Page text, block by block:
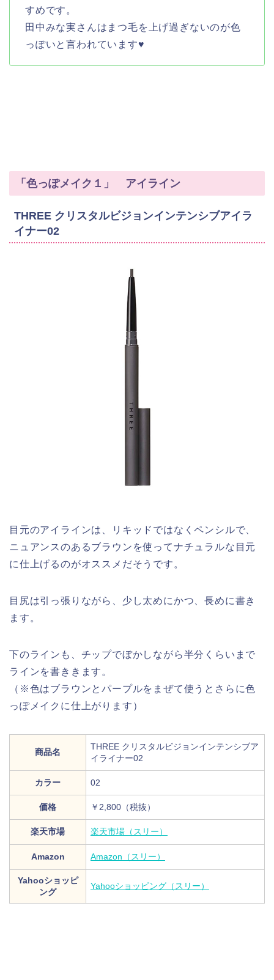
すめです。
田中みな実さんはまつ毛を上げ過ぎないのが色
っぽいと言われています♥
「色っぽメイク１」 アイライン
THREE クリスタルビジョンインテンシブアイラ
イナー02
目元のアイラインは、リキッドではなくペンシルで、
ニュアンスのあるブラウンを使ってナチュラルな目元
に仕上げるのがオススメだそうです。
目尻は引っ張りながら、少し太めにかつ、長めに書き
ます。
下のラインも、チップでぼかしながら半分くらいまで
ラインを書ききます。
（※色はブラウンとパープルをまぜて使うとさらに色
っぽメイクに仕上がります）
商品名
THREE クリスタルビジョンインテンシブア
イライナー02
カラー 02
価格 ￥2,800（税抜）
楽天市場 楽天市場（スリー）
Amazon Amazon（スリー）
Yahooショッピ
ング
Yahooショッピング（スリー）